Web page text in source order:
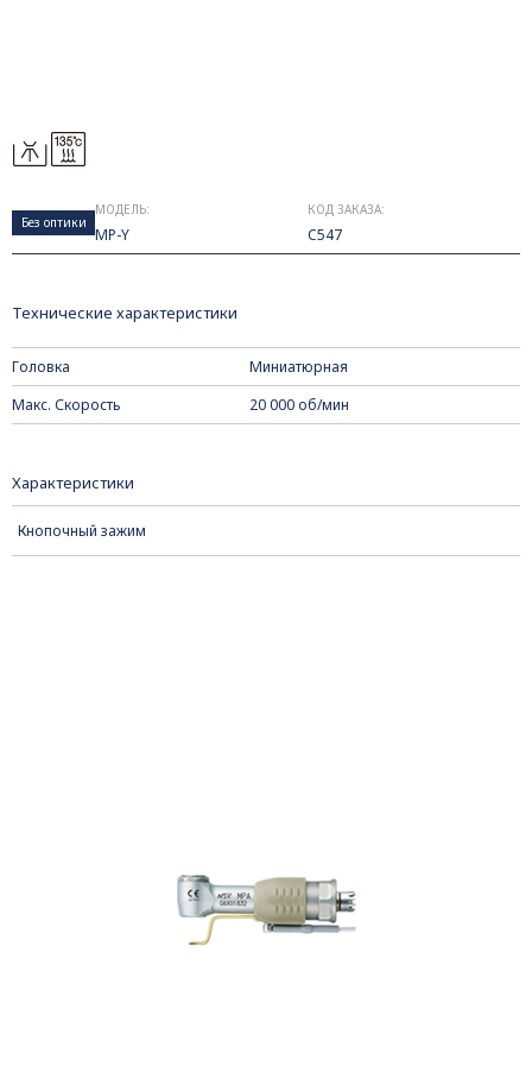
Без оптики
МОДЕЛЬ:
MP-Y
КОД ЗАКАЗА:
C547
Технические характеристики
Головка
Миниатюрная
Макс. Скорость
20 000 об/мин
Характеристики
Кнопочный зажим